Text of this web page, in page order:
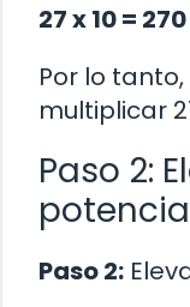
27 x 10 = 270
Por lo
multiplicar
Paso 2:
Paso 2: